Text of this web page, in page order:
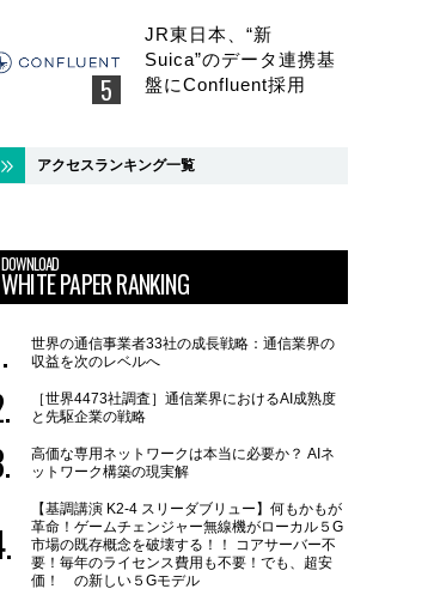
JR東日本、“新
Suica”のデータ連携基
盤にConfluent採用
アクセスランキング一覧
DOWNLOAD
WHITE PAPER RANKING
世界の通信事業者33社の成長戦略：通信業界の
収益を次のレベルへ
［世界4473社調査］通信業界におけるAI成熟度
と先駆企業の戦略
高価な専用ネットワークは本当に必要か？ AIネ
ットワーク構築の現実解
【基調講演 K2-4 スリーダブリュー】何もかもが
革命！ゲームチェンジャー無線機がローカル５G
市場の既存概念を破壊する！！ コアサーバー不
要！毎年のライセンス費用も不要！でも、超安
価！ の新しい５Gモデル